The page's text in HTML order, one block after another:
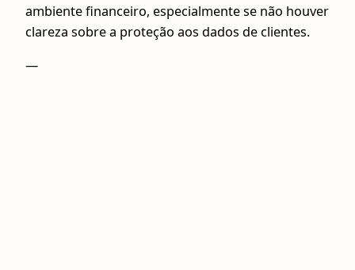
ambiente financeiro, especialmente se não houver
clareza sobre a proteção aos dados de clientes.
—